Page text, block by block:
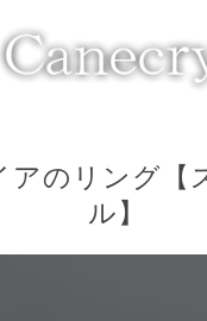
アのリング【
ル】